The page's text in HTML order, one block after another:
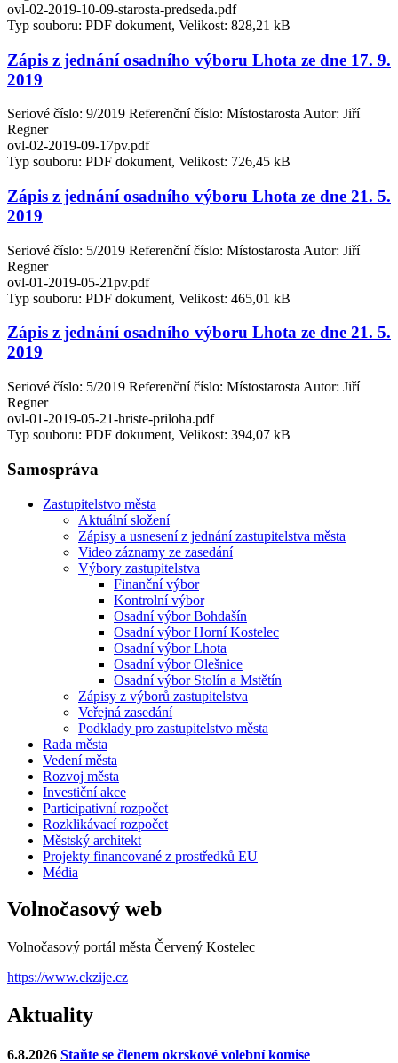
ovl-02-2019-10-09-starosta-predseda.pdf
Typ souboru: PDF dokument, Velikost: 828,21 kB
Zápis z jednání osadního výboru Lhota ze dne 17. 9.
2019
Seriové číslo: 9/2019 Referenční číslo: Místostarosta Autor: Jiří
Regner
ovl-02-2019-09-17pv.pdf
Typ souboru: PDF dokument, Velikost: 726,45 kB
Zápis z jednání osadního výboru Lhota ze dne 21. 5.
2019
Seriové číslo: 5/2019 Referenční číslo: Místostarosta Autor: Jiří
Regner
ovl-01-2019-05-21pv.pdf
Typ souboru: PDF dokument, Velikost: 465,01 kB
Zápis z jednání osadního výboru Lhota ze dne 21. 5.
2019
Seriové číslo: 5/2019 Referenční číslo: Místostarosta Autor: Jiří
Regner
ovl-01-2019-05-21-hriste-priloha.pdf
Typ souboru: PDF dokument, Velikost: 394,07 kB
Samospráva
Zastupitelstvo města
Aktuální složení
Zápisy a usnesení z jednání zastupitelstva města
Video záznamy ze zasedání
Výbory zastupitelstva
Finanční výbor
Kontrolní výbor
Osadní výbor Bohdašín
Osadní výbor Horní Kostelec
Osadní výbor Lhota
Osadní výbor Olešnice
Osadní výbor Stolín a Mstětín
Zápisy z výborů zastupitelstva
Veřejná zasedání
Podklady pro zastupitelstvo města
Rada města
Vedení města
Rozvoj města
Investiční akce
Participativní rozpočet
Rozklikávací rozpočet
Městský architekt
Projekty financované z prostředků EU
Média
Volnočasový web
Volnočasový portál města Červený Kostelec
https://www.ckzije.cz
Aktuality
6.8.2026 Staňte se členem okrskové volební komise